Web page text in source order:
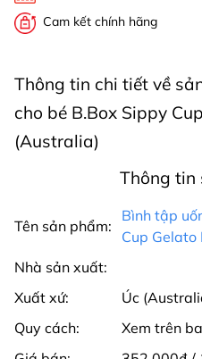
Cam kết chính hãng
Thông tin chi tiết về
cho bé B.Box Sippy
(Australia)
Thông tin
Tên sản phẩm:
Bình tập
Cup
Nhà sản xuất:
Xuất xứ:
Úc
Quy cách:
Xem trên